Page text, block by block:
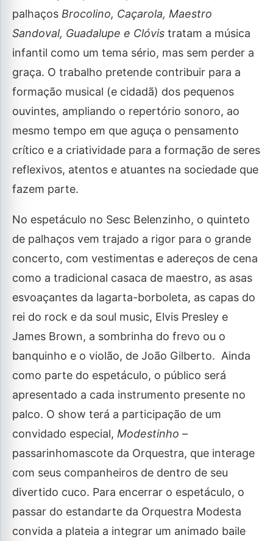
palhaços Brocolino, Caçarola, Maestro
Sandoval, Guadalupe e Clóvis tratam a música
infantil como um tema sério, mas sem perder a
graça. O trabalho pretende contribuir para a
formação musical (e cidadã) dos pequenos
ouvintes, ampliando o repertório sonoro, ao
mesmo tempo em que aguça o pensamento
crítico e a criatividade para a formação de seres
reflexivos, atentos e atuantes na sociedade que
fazem parte.
No espetáculo no Sesc Belenzinho, o quinteto
de palhaços vem trajado a rigor para o grande
concerto, com vestimentas e adereços de cena
como a tradicional casaca de maestro, as asas
esvoaçantes da lagarta-borboleta, as capas do
rei do rock e da soul music, Elvis Presley e
James Brown, a sombrinha do frevo ou o
banquinho e o violão, de João Gilberto. Ainda
como parte do espetáculo, o público será
apresentado a cada instrumento presente no
palco. O show terá a participação de um
convidado especial, Modestinho –
passarinhomascote da Orquestra, que interage
com seus companheiros de dentro de seu
divertido cuco. Para encerrar o espetáculo, o
passar do estandarte da Orquestra Modesta
convida a plateia a integrar um animado baile